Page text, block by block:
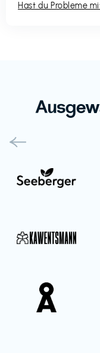
Hast du Probleme